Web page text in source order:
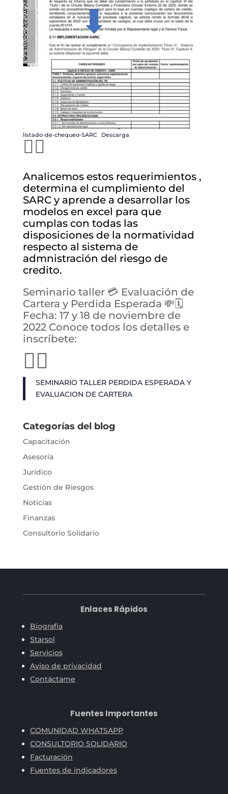
listado-de-chequeo-SARC Descarga
👆🏻
Analicemos estos requerimientos ,
determina el cumplimiento del
SARC y aprende a desarrollar los
modelos en excel para que
cumplas con todas las
disposiciones de la normatividad
respecto al sistema de
admnistración del riesgo de
credito.
Seminario taller 💳 Evaluación de
Cartera y Perdida Esperada 💸🗓️
Fecha: 17 y 18 de noviembre de
2022 Conoce todos los detalles e
inscríbete:
👇🏻
SEMINARIO TALLER PERDIDA ESPERADA Y
EVALUACION DE CARTERA
Categorías del blog
Capacitación
Asesoría
Jurídico
Gestión de Riesgos
Noticias
Finanzas
Consultorio Solidario
Enlaces Rápidos
Biografía
Starsol
Servicios
Aviso de privacidad
Contáctame
Fuentes Importantes
COMUNIDAD WHATSAPP
CONSULTORIO SOLIDARIO
Facturación
Fuentes de indicadores